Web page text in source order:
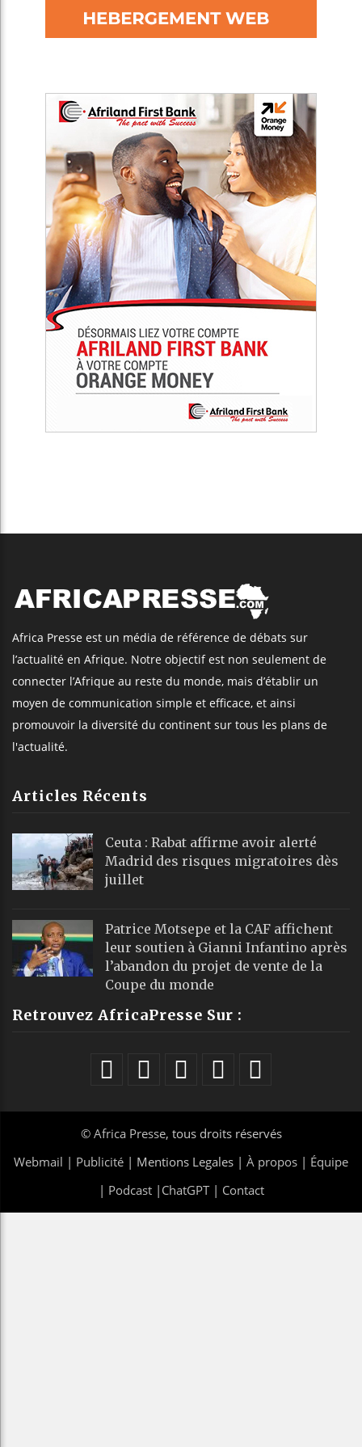
Africa Presse est un média de référence de débats sur
l’actualité en Afrique. Notre objectif est non seulement de
connecter l’Afrique au reste du monde, mais d’établir un
moyen de communication simple et efficace, et ainsi
promouvoir la diversité du continent sur tous les plans de
l'actualité.
Articles Récents
Ceuta : Rabat affirme avoir alerté
Madrid des risques migratoires dès
juillet
Patrice Motsepe et la CAF affichent
leur soutien à Gianni Infantino après
l’abandon du projet de vente de la
Coupe du monde
Retrouvez AfricaPresse Sur :
© Africa Presse, tous droits réservés
Webmail | Publicité | Mentions Legales | À propos | Équipe
| Podcast| ChatGPT| Contact